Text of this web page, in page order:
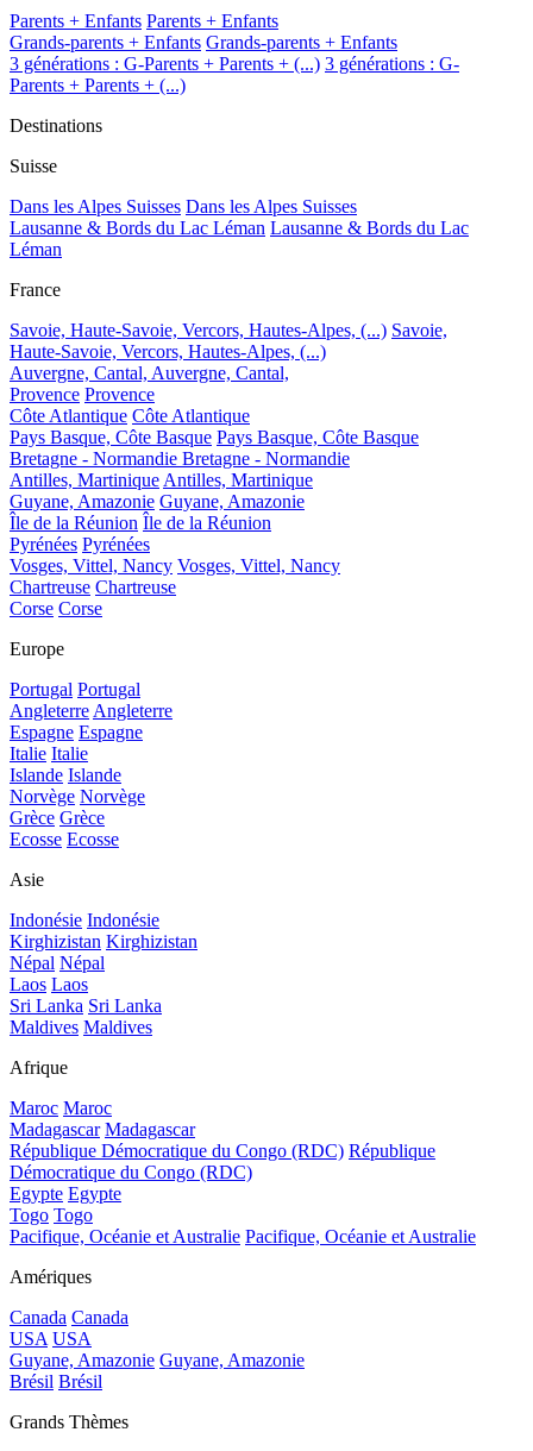
Parents + Enfants Parents + Enfants
Grands-parents + Enfants Grands-parents + Enfants
3 générations : G-Parents + Parents + (...) 3 générations : G-
Parents + Parents + (...)
Destinations
Suisse
Dans les Alpes Suisses Dans les Alpes Suisses
Lausanne & Bords du Lac Léman Lausanne & Bords du Lac
Léman
France
Savoie, Haute-Savoie, Vercors, Hautes-Alpes, (...) Savoie,
Haute-Savoie, Vercors, Hautes-Alpes, (...)
Auvergne, Cantal, Auvergne, Cantal,
Provence Provence
Côte Atlantique Côte Atlantique
Pays Basque, Côte Basque Pays Basque, Côte Basque
Bretagne - Normandie Bretagne - Normandie
Antilles, MartiniqueAntilles, Martinique
Guyane, Amazonie Guyane, Amazonie
Île de la Réunion Île de la Réunion
Pyrénées Pyrénées
Vosges, Vittel, Nancy Vosges, Vittel, Nancy
Chartreuse Chartreuse
Corse Corse
Europe
Portugal Portugal
AngleterreAngleterre
Espagne Espagne
Italie Italie
Islande Islande
Norvège Norvège
Grèce Grèce
Ecosse Ecosse
Asie
Indonésie Indonésie
Kirghizistan Kirghizistan
Népal Népal
Laos Laos
Sri Lanka Sri Lanka
Maldives Maldives
Afrique
Maroc Maroc
Madagascar Madagascar
République Démocratique du Congo (RDC) République
Démocratique du Congo (RDC)
Egypte Egypte
Togo Togo
Pacifique, Océanie et Australie Pacifique, Océanie et Australie
Amériques
Canada Canada
USA USA
Guyane, Amazonie Guyane, Amazonie
Brésil Brésil
Grands Thèmes